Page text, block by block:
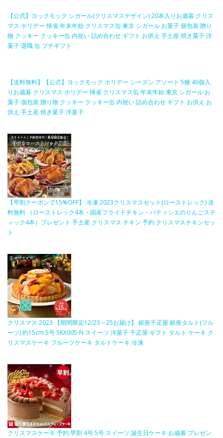
【公式】ヨックモック シガール(クリスマスデザイン) 20本入りお歳暮 クリス
マス ホリデー 帰省 年末年始 クリスマス缶 東京 シガール お菓子 個包装 贈り
物 クッキー クッキー缶 内祝い 詰め合わせ ギフト お供え 手土産 焼き菓子 洋
菓子 退職 缶 プチギフト
【送料無料】【公式】ヨックモック ホリデー シーズン アソート 5種 46個入
りお歳暮 クリスマス ホリデー 帰省 クリスマス缶 年末年始 東京 シガール お
菓子 個包装 贈り物 クッキー クッキー缶 内祝い 詰め合わせ ギフト お供え お
供え 手土産 焼き菓子 洋菓子
【早割クーポンで15%OFF】 冷凍 2023クリスマスセット(ローストレック) 送
料無料 （ローストレック4本・国産フライドチキン・パティシエのりんごステ
ィック4本）プレゼント 手土産 クリスマス チキン 予約 クリスマスチキンセッ
ト
クリスマス 2023 【期間限定12/23～25お届け】 銀座千疋屋 銀座タルト(フル
ーツ) 約15cm 5号 SKX005-N スイーツ 洋菓子 千疋屋 ギフト タルト ケーキ ク
リスマスケーキ フルーツケーキ タルトケーキ 冷凍
クリスマスケーキ 予約 早割 4号 5号 スイーツ 誕生日ケーキ お歳暮 プレゼン